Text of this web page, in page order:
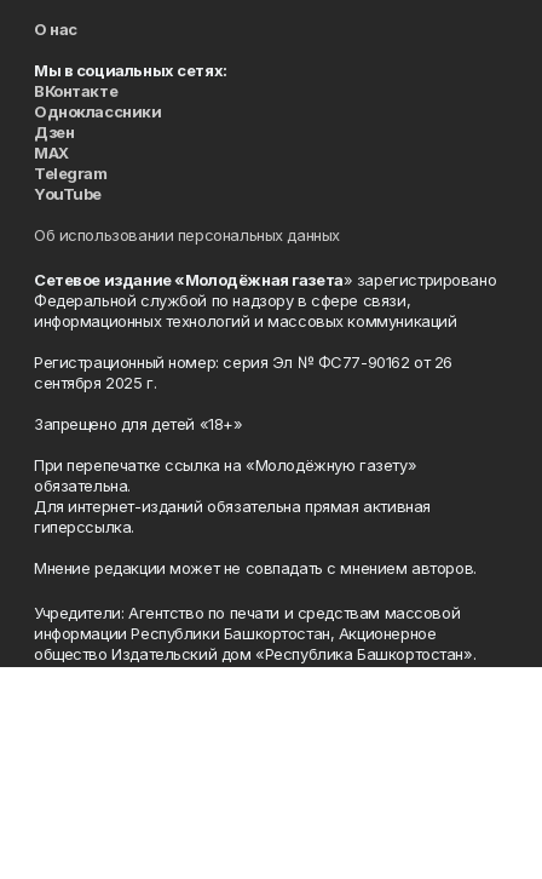
О нас
Мы в социальных сетях:
ВКонтакте
Одноклассники
Дзен
MAX
Telegram
YouTube
Об использовании персональных данных
Сетевое издание «Молодёжная газета» зарегистрировано
Федеральной службой по надзору в сфере связи,
информационных технологий и массовых коммуникаций
Регистрационный номер: серия Эл № ФС77-90162 от 26
сентября 2025 г.
Запрещено для детей «18+»
При перепечатке ссылка на «Молодёжную газету»
обязательна.
Для интернет-изданий обязательна прямая активная
гиперссылка.
Мнение редакции может не совпадать с мнением авторов.
Учредители: Агентство по печати и средствам массовой
информации Республики Башкортостан, Акционерное
общество Издательский дом «Республика Башкортостан».